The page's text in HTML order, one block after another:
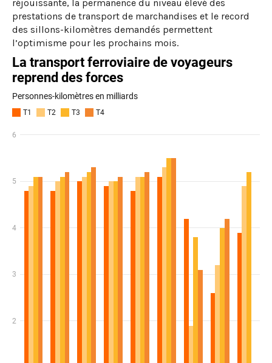
réjouissante, la permanence du niveau élevé des
prestations de transport de marchandises et le record
des sillons-kilomètres demandés permettent
l’optimisme pour les prochains mois.